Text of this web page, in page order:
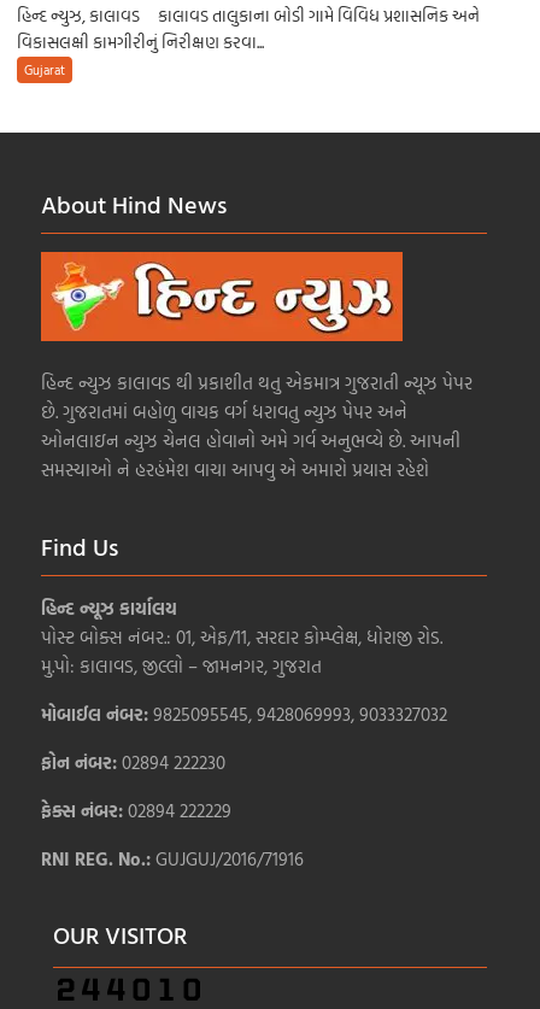
હિન્દ ન્યુઝ, કાલાવડ કાલાવડ તાલુકાના બોડી ગામે વિવિધ પ્રશાસનિક અને
વિકાસલક્ષી કામગીરીનું નિરીક્ષણ કરવા...
Gujarat
About Hind News
હિન્દ ન્યુઝ કાલાવડ થી પ્રકાશીત થતુ એકમાત્ર ગુજરાતી ન્યૂઝ પેપર
છે. ગુજરાતમાં બહોળુ વાચક વર્ગ ધરાવતુ ન્યુઝ પેપર અને
ઓનલાઇન ન્યુઝ ચેનલ હોવાનો અમે ગર્વ અનુભવ્યે છે. આપની
સમસ્યાઓ ને હરહંમેશ વાચા આપવુ એ અમારો પ્રયાસ રહેશે
Find Us
હિન્દ ન્યૂઝ કાર્યાલય
પોસ્ટ બોક્સ નંબર.: 01, એફ/11, સરદાર કોમ્પ્લેક્ષ, ધોરાજી રોડ.
મુ.પો: કાલાવડ, જીલ્લો – જામનગર, ગુજરાત
મોબાઈલ નંબર:9825095545, 9428069993, 9033327032
ફોન નંબર:02894 222230
ફેક્સ નંબર:02894 222229
RNI REG. No.:GUJGUJ/2016/71916
OUR VISITOR